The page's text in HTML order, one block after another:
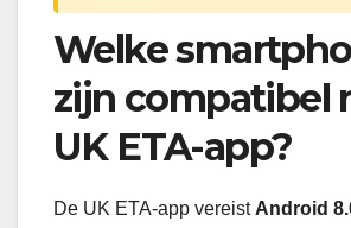
Welke
zijn compatibel
UK ETA-app?
De UK ETA-app vereist Android